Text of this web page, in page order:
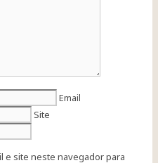
Email
Site
e site neste navegador para